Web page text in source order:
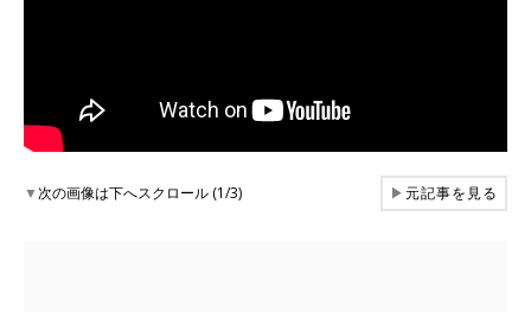
▼次の画像は下へスクロール (1/3) ▶元記事を見る